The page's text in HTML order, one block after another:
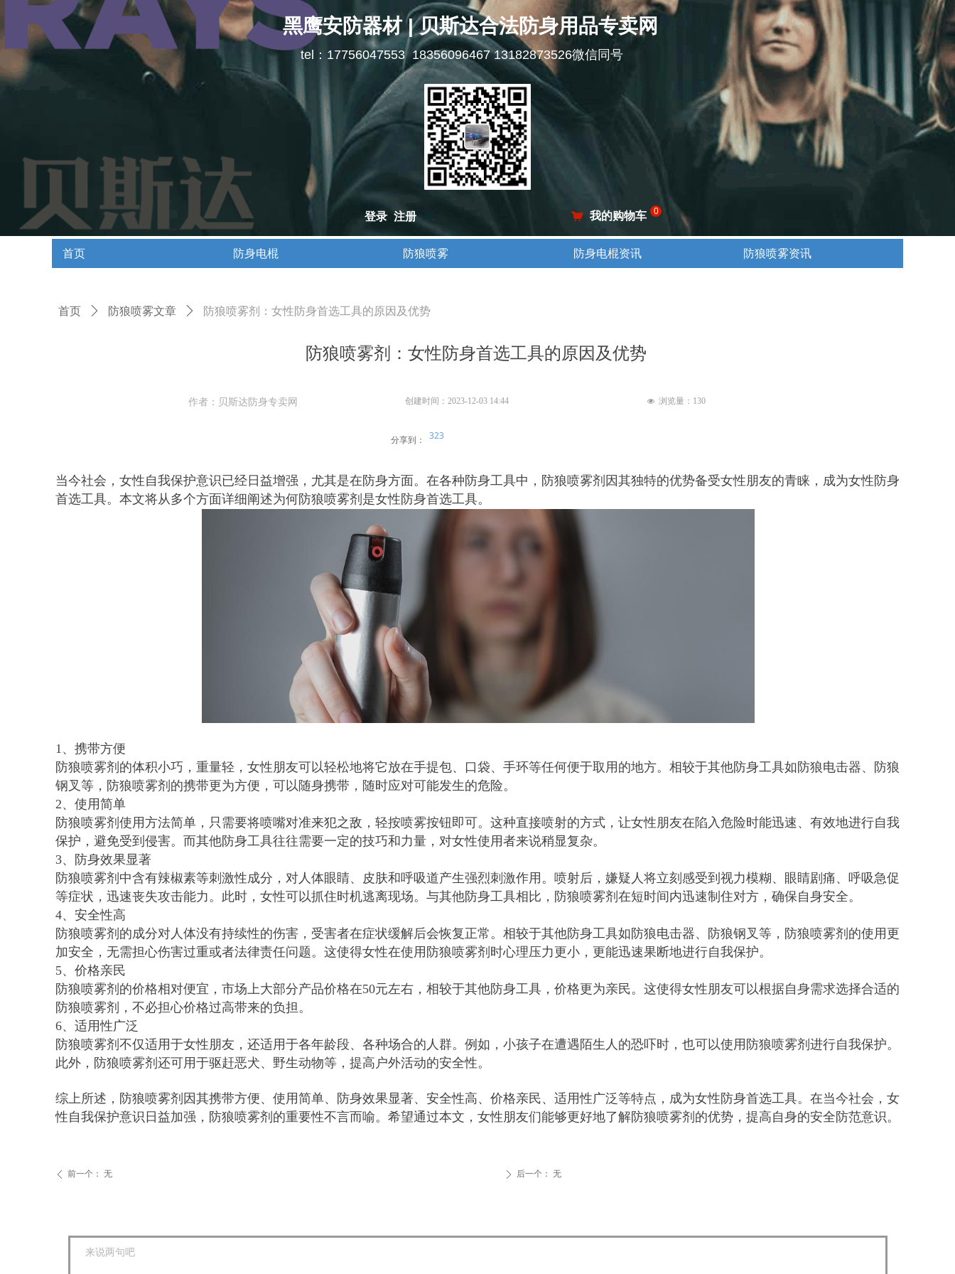
首页 防身电棍 防狼喷雾 防身电棍资讯 防狼喷雾资讯
黑鹰安防器材 | 贝斯达合法防身用品专卖网
낙 我的购物车 0
登录 注册
tel：17756047553 18356096467 13182873526微信同号
防狼喷雾剂：女性防身首选工具的原因及优势
当今社会，女性自我保护意识已经日益增强，尤其是在防身方面。在各种防身工具中，防狼喷雾剂因其独特的优势备受女性朋友的青睐，成为女性防身
首选工具。本文将从多个方面详细阐述为何防狼喷雾剂是女性防身首选工具。
1、携带方便
防狼喷雾剂的体积小巧，重量轻，女性朋友可以轻松地将它放在手提包、口袋、手环等任何便于取用的地方。相较于其他防身工具如防狼电击器、防狼
钢叉等，防狼喷雾剂的携带更为方便，可以随身携带，随时应对可能发生的危险。
2、使用简单
防狼喷雾剂使用方法简单，只需要将喷嘴对准来犯之敌，轻按喷雾按钮即可。这种直接喷射的方式，让女性朋友在陷入危险时能迅速、有效地进行自我
保护，避免受到侵害。而其他防身工具往往需要一定的技巧和力量，对女性使用者来说稍显复杂。
3、防身效果显著
防狼喷雾剂中含有辣椒素等刺激性成分，对人体眼睛、皮肤和呼吸道产生强烈刺激作用。喷射后，嫌疑人将立刻感受到视力模糊、眼睛剧痛、呼吸急促
等症状，迅速丧失攻击能力。此时，女性可以抓住时机逃离现场。与其他防身工具相比，防狼喷雾剂在短时间内迅速制住对方，确保自身安全。
4、安全性高
防狼喷雾剂的成分对人体没有持续性的伤害，受害者在症状缓解后会恢复正常。相较于其他防身工具如防狼电击器、防狼钢叉等，防狼喷雾剂的使用更
加安全，无需担心伤害过重或者法律责任问题。这使得女性在使用防狼喷雾剂时心理压力更小，更能迅速果断地进行自我保护。
5、价格亲民
防狼喷雾剂的价格相对便宜，市场上大部分产品价格在50元左右，相较于其他防身工具，价格更为亲民。这使得女性朋友可以根据自身需求选择合适的
防狼喷雾剂，不必担心价格过高带来的负担。
6、适用性广泛
防狼喷雾剂不仅适用于女性朋友，还适用于各年龄段、各种场合的人群。例如，小孩子在遭遇陌生人的恐吓时，也可以使用防狼喷雾剂进行自我保护。
此外，防狼喷雾剂还可用于驱赶恶犬、野生动物等，提高户外活动的安全性。
综上所述，防狼喷雾剂因其携带方便、使用简单、防身效果显著、安全性高、价格亲民、适用性广泛等特点，成为女性防身首选工具。在当今社会，女
性自我保护意识日益加强，防狼喷雾剂的重要性不言而喻。希望通过本文，女性朋友们能够更好地了解防狼喷雾剂的优势，提高自身的安全防范意识。
分享到： 323
创建时间： 2023-12-03 14:44
首页 ꄲ 防狼喷雾文章 ꄲ 防狼喷雾剂：女性防身首选工具的原因及优势
作者：贝斯达防身专卖网
ꄴ 前一个： 无 ꄲ 后一个： 无
넶 浏览量： 130